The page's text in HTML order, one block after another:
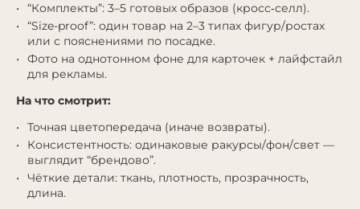
“Комплекты”: 3–5 готовых образов (кросс‑селл).
“Size-proof”: один товар на 2–3 типах фигур/ростах
или с пояснениями по посадке.
Фото на однотонном фоне для карточек + лайфстайл
для рекламы.
На что смотрит:
Точная цветопередача (иначе возвраты).
Консистентность: одинаковые ракурсы/фон/свет —
выглядит “брендово”.
Чёткие детали: ткань, плотность, прозрачность,
длина.